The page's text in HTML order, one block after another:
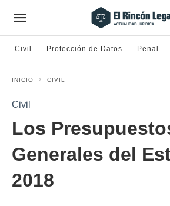
Civil Protección de Datos Penal
INICIO CIVIL
Civil
Los
Generales del
2018